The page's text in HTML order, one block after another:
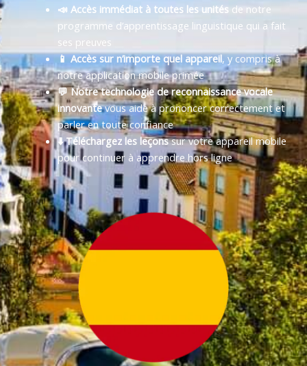
📣 Accès immédiat à toutes les unitésde notre
programme d’apprentissage linguistique qui a fait
ses preuves
📱 Accès sur n’importe quel appareil, y compris à
notre application mobile primée
💬 Notre technologie de reconnaissance vocale
innovantevous aide à prononcer correctement et
parler en toute confiance
⬇️ Téléchargez les leçonssur votre appareil mobile
pour continuer à apprendre hors ligne